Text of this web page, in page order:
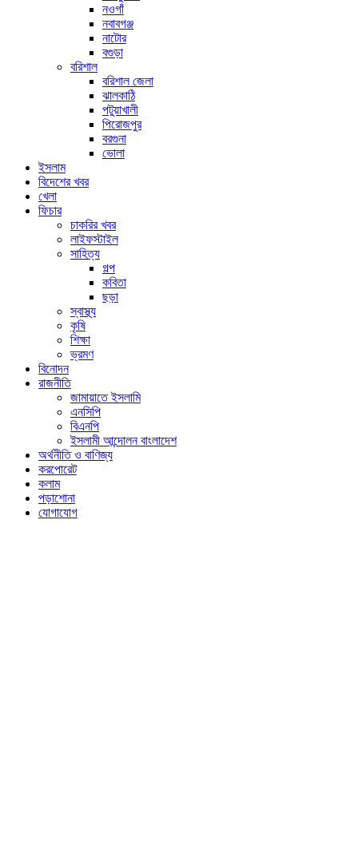
নওগাঁ
নবাবগঞ্জ
নাটোর
বগুড়া
বরিশাল
বরিশাল জেলা
ঝালকাঠি
পটুয়াখালী
পিরোজপুর
বরগুনা
ভোলা
ইসলাম
বিদেশের খবর
খেলা
ফিচার
চাকরির খবর
লাইফস্টাইল
সাহিত্য
গল্প
কবিতা
ছড়া
স্বাস্থ্য
কৃষি
শিক্ষা
ভ্রমণ
বিনোদন
রাজনীতি
জামায়াতে ইসলামি
এনসিপি
বিএনপি
ইসলামী আন্দোলন বাংলাদেশ
অর্থনীতি ও বাণিজ্য
করপোরেট
কলাম
পড়াশোনা
যোগাযোগ